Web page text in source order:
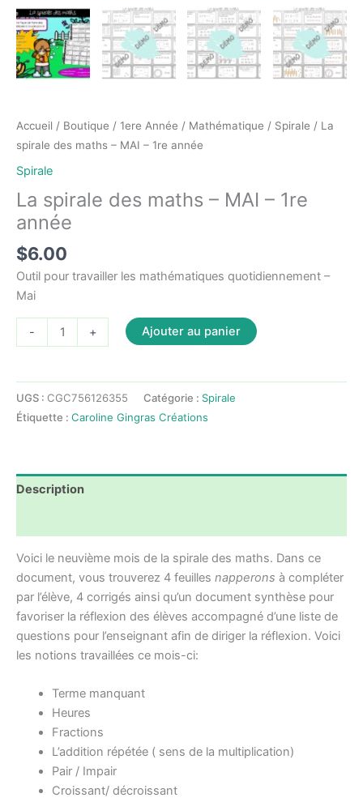
Accueil / Boutique / 1ere Année / Mathématique / Spirale / La
spirale des maths – MAI – 1re année
Spirale
La spirale des maths – MAI – 1re
année
$6.00
Outil pour travailler les mathématiques quotidiennement –
Mai
-
de
spirale
des
maths
-
+ Ajouter au panier
UGS : CGC756126355 Catégorie : Spirale
Étiquette : Caroline Gingras Créations
Description
Voici le neuvième mois de la spirale des maths. Dans ce
document, vous trouverez 4 feuilles napperons à compléter
par l’élève, 4 corrigés ainsi qu’un document synthèse pour
favoriser la réflexion des élèves accompagné d’une liste de
questions pour l’enseignant afin de diriger la réflexion. Voici
les notions travaillées ce mois-ci:
Terme manquant
Heures
Fractions
L’addition répétée ( sens de la multiplication)
Pair / Impair
Croissant/ décroissant